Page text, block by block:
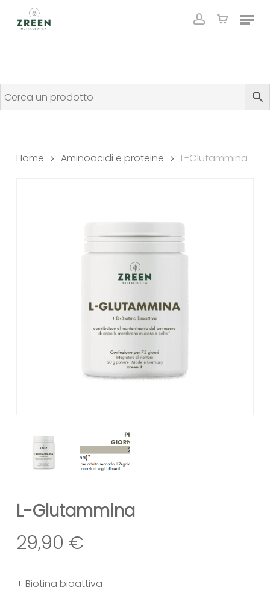
account
Menu
Cart Close
Home Aminoacidi e proteine L-Glutammina
L-Glutammina
29,90 €
+ Biotina bioattiva